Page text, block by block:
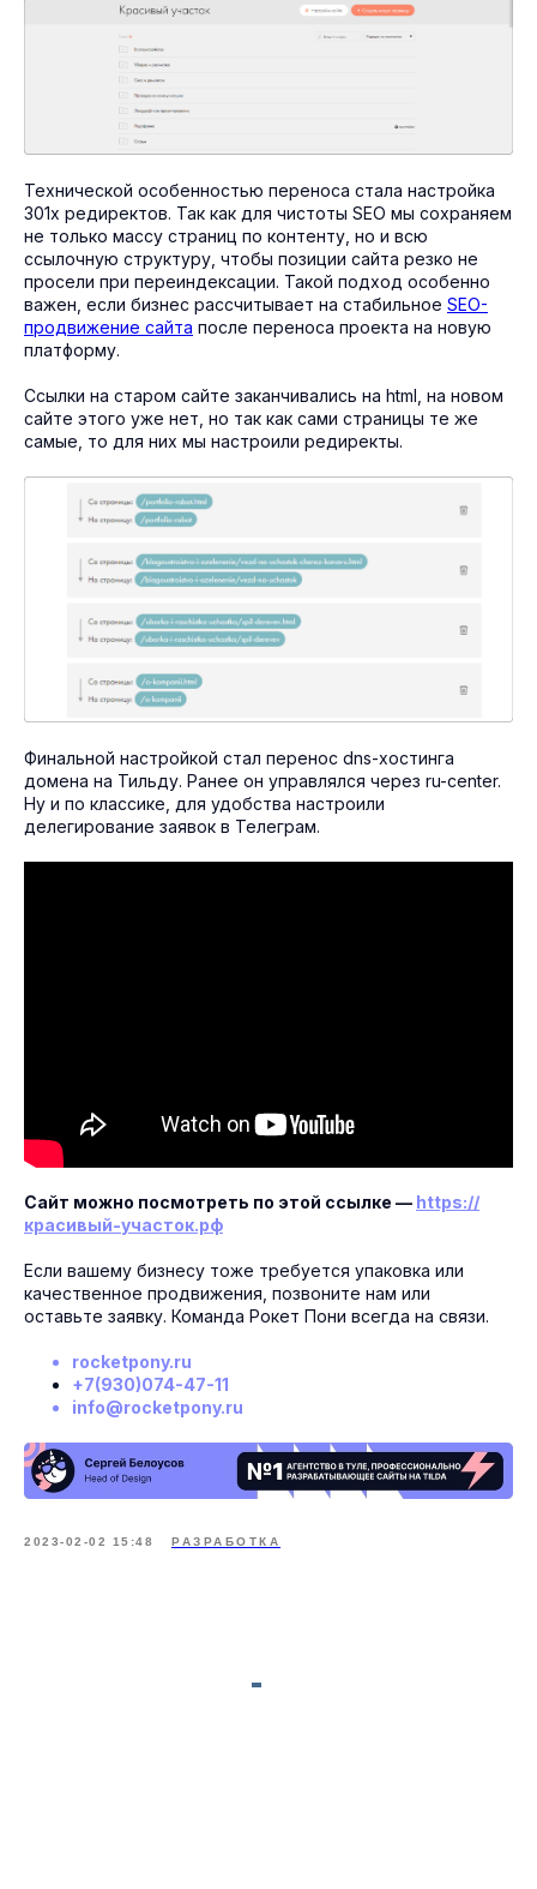
Технической особенностью переноса стала настройка
301х редиректов. Так как для чистоты SEO мы сохраняем
не только массу страниц по контенту, но и всю
ссылочную структуру, чтобы позиции сайта резко не
просели при переиндексации. Такой подход особенно
важен, если бизнес рассчитывает на стабильное SEO-
продвижение сайта после переноса проекта на новую
платформу.
Ссылки на старом сайте заканчивались на html, на новом
сайте этого уже нет, но так как сами страницы те же
самые, то для них мы настроили редиректы.
Финальной настройкой стал перенос dns-хостинга
домена на Тильду. Ранее он управлялся через ru-center.
Ну и по классике, для удобства настроили
делегирование заявок в Телеграм.
Сайт можно посмотреть по этой ссылке — https://
красивый-участок.рф
Если вашему бизнесу тоже требуется упаковка или
качественное продвижения, позвоните нам или
оставьте заявку. Команда Рокет Пони всегда на связи.
rocketpony.ru
+7(930)074-47-11
info@rocketpony.ru
2023-02-02 15:48 РАЗРАБОТКА